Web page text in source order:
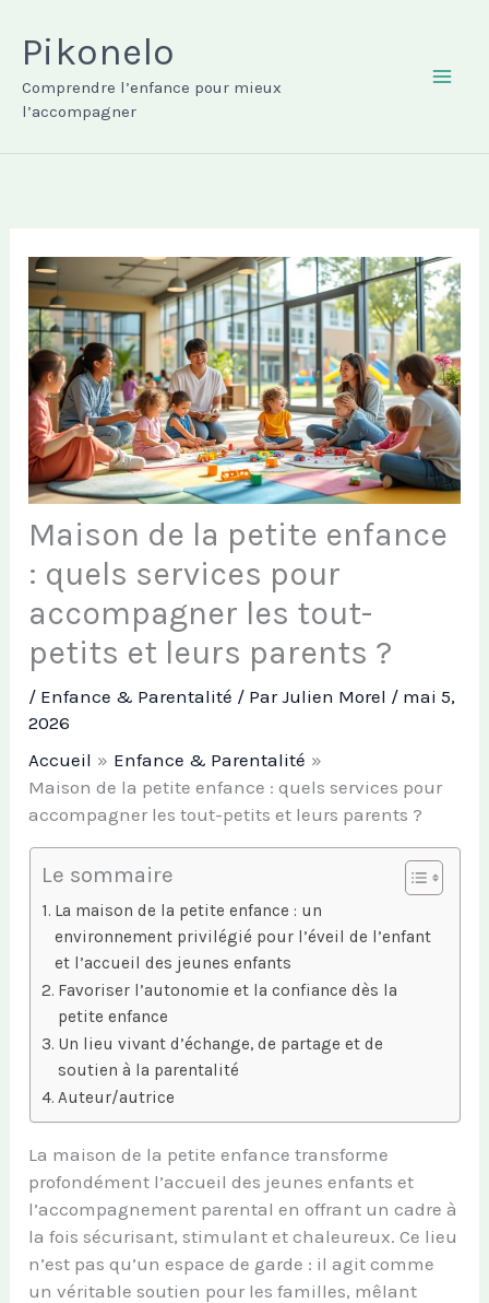
contenu
Pikonelo
Comprendre l’enfance pour mieux
l’accompagner
Maison de la petite enfance
: quels services pour
accompagner les tout-
petits et leurs parents ?
/ Enfance & Parentalité / ParJulien Morel / mai 5,
2026
Accueil
Enfance & Parentalité
Maison de la petite enfance : quels services pour
accompagner les tout-petits et leurs parents ?
Le sommaire
La maison de la petite enfance : un
environnement privilégié pour l’éveil de l’enfant
et l’accueil des jeunes enfants
Favoriser l’autonomie et la confiance dès la
petite enfance
Un lieu vivant d’échange, de partage et de
soutien à la parentalité
Auteur/autrice
La maison de la petite enfance transforme
profondément l’accueil des jeunes enfants et
l’accompagnement parental en offrant un cadre à
la fois sécurisant, stimulant et chaleureux. Ce lieu
n’est pas qu’un espace de garde : il agit comme
un véritable soutien pour les familles, mêlant